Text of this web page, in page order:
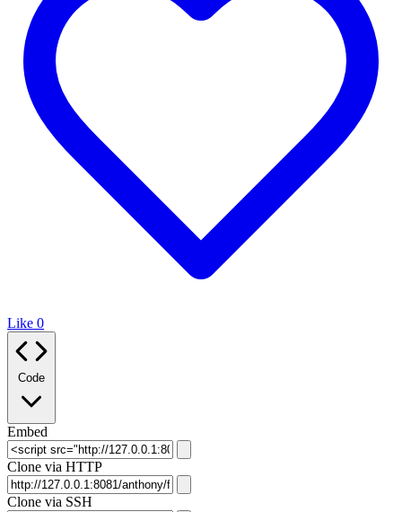
Like 0
Code
Embed
Clone via HTTP
Clone via SSH